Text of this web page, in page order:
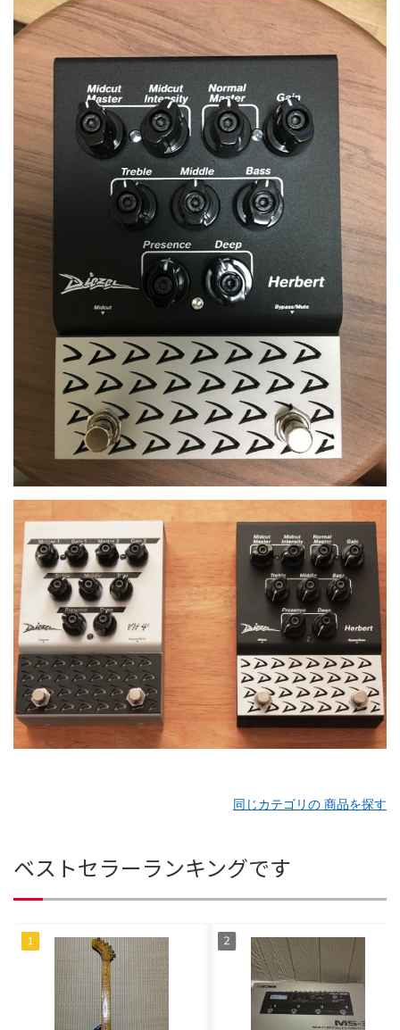
同じカテゴリの 商品を探す
ベストセラーランキングです